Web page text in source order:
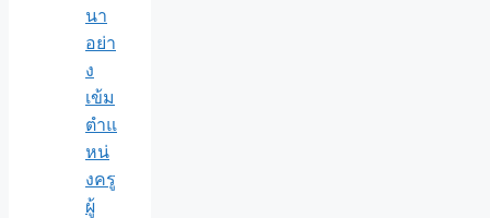
นา
อย่า
ง
เข้ม
ตำแ
หน่
งครู
ผู้